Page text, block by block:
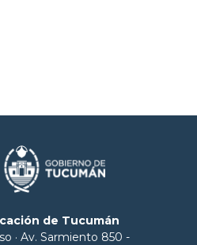
de Tucumán
· Av. Sarmiento 850 -